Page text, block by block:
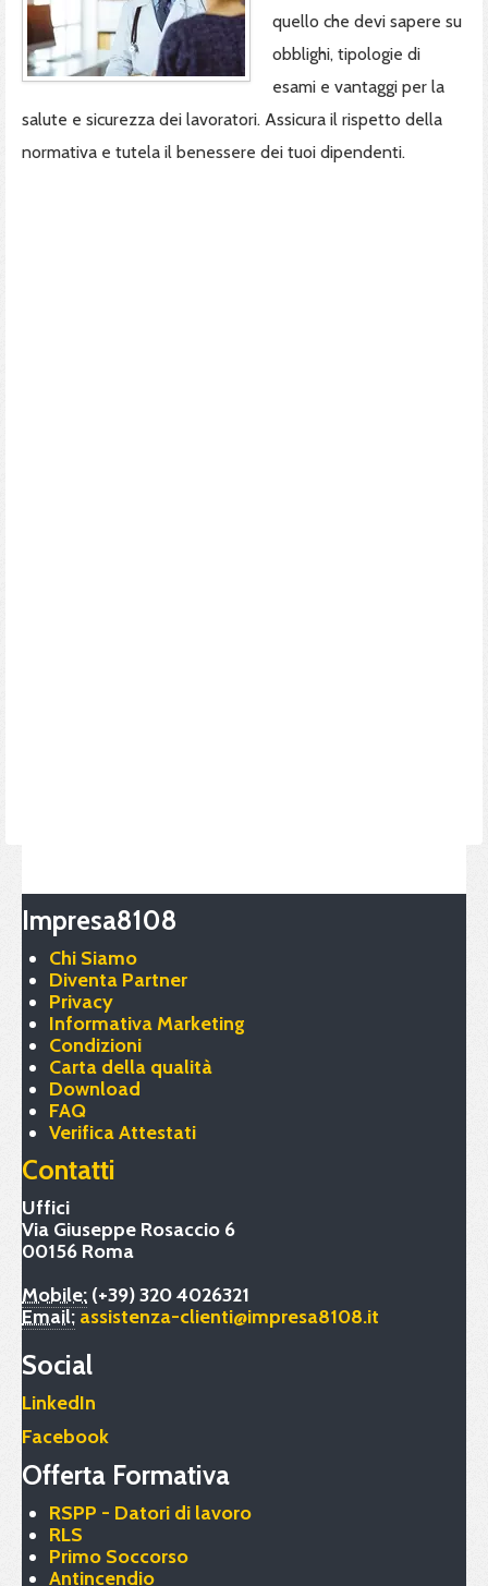
quello che devi sapere su
obblighi, tipologie di
esami e vantaggi per la
salute e sicurezza dei lavoratori. Assicura il rispetto della
normativa e tutela il benessere dei tuoi dipendenti.
Impresa8108
Chi Siamo
Diventa Partner
Privacy
Informativa Marketing
Condizioni
Carta della qualità
Download
FAQ
Verifica Attestati
Contatti
Uffici
Via Giuseppe Rosaccio 6
00156 Roma
Mobile: (+39) 320 4026321
Email:assistenza-clienti@impresa8108.it
Social
LinkedIn
Facebook
Offerta Formativa
RSPP - Datori di lavoro
RLS
Primo Soccorso
Antincendio